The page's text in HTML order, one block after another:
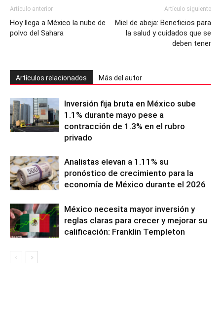
Artículo anterior
Hoy llega a México la nube de
polvo del Sahara
Artículo siguiente
Miel de abeja: Beneficios para
la salud y cuidados que se
deben tener
Artículos relacionados Más del autor
Inversión fija bruta en México sube
1.1% durante mayo pese a
contracción de 1.3% en el rubro
privado
Analistas elevan a 1.11% su
pronóstico de crecimiento para la
economía de México durante el 2026
México necesita mayor inversión y
reglas claras para crecer y mejorar su
calificación: Franklin Templeton